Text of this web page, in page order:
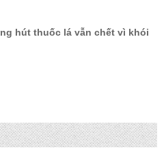
hút thuốc lá vẫn chết vì khói